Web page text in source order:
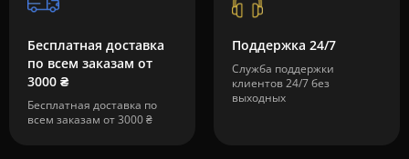
Бесплатная доставка
по всем заказам от
3000 ₴
Бесплатная доставка по
всем заказам от 3000 ₴
Поддержка 24/7
Служба поддержки
клиентов 24/7 без
выходных